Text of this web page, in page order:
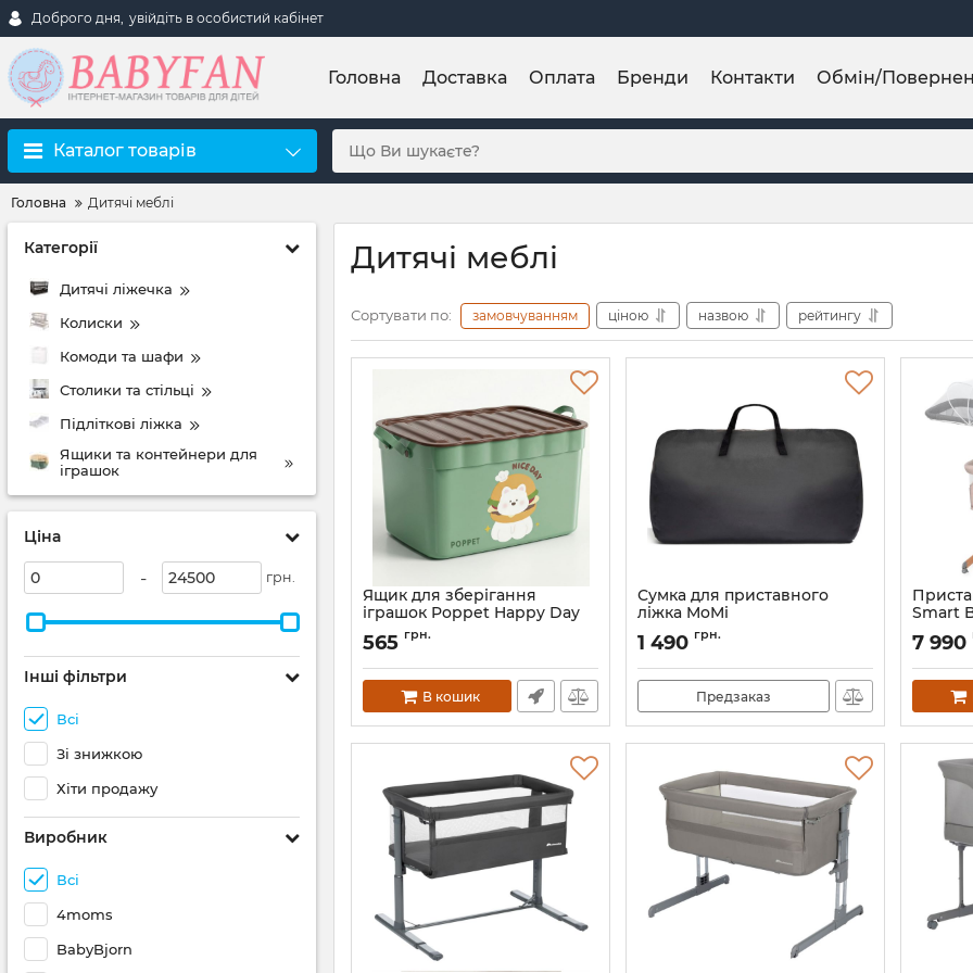
Доброго дня, увійдіть в особистий кабінет
Головна Доставка Оплата Бренди Контакти Обмін/
Каталог товарів
Головна Дитячі меблі
Категорії
Дитячі ліжечка
Колиски
Комоди та шафи
Столики та стільці
Підліткові ліжка
Ящики та контейнери для
іграшок
Ціна
- грн.
Інші фільтри
Всі
Зі знижкою
Хіти продажу
Виробник
Всі
4moms
BabyBjorn
Дитячі меблі
Сортувати по: замовчуванням ціною назвою рейтингу
Ящик для зберігання
іграшок Poppet Happy Day
Артикул:PP-009W-L
565 грн.
В кошик
Сумка для приставного
ліжка MoMi
Артикул:AKCE00006
1 490 грн.
Предзаказ
Smart
Артикул:
7 990